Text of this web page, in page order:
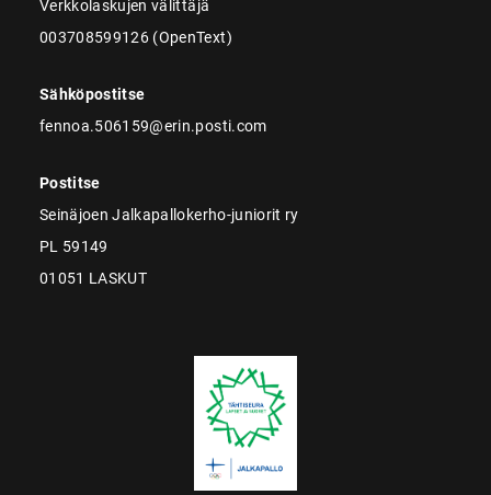
Verkkolaskujen välittäjä
003708599126 (OpenText)
Sähköpostitse
fennoa.506159@erin.posti.com
Postitse
Seinäjoen Jalkapallokerho-juniorit ry
PL 59149
01051 LASKUT